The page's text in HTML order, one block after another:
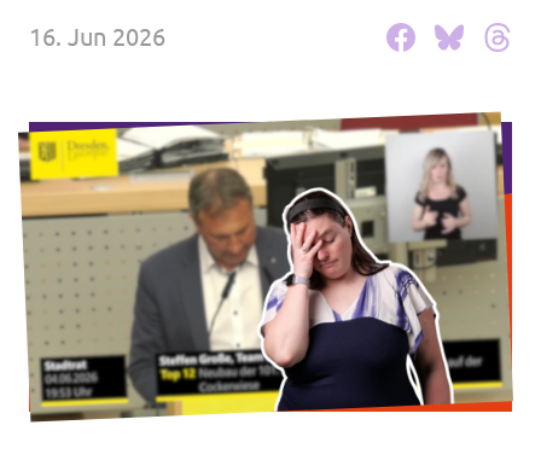
Volt vor Ort
Deine Spende für Volt!
Jobs bei Volt
Transparenz
16. Jun 2026